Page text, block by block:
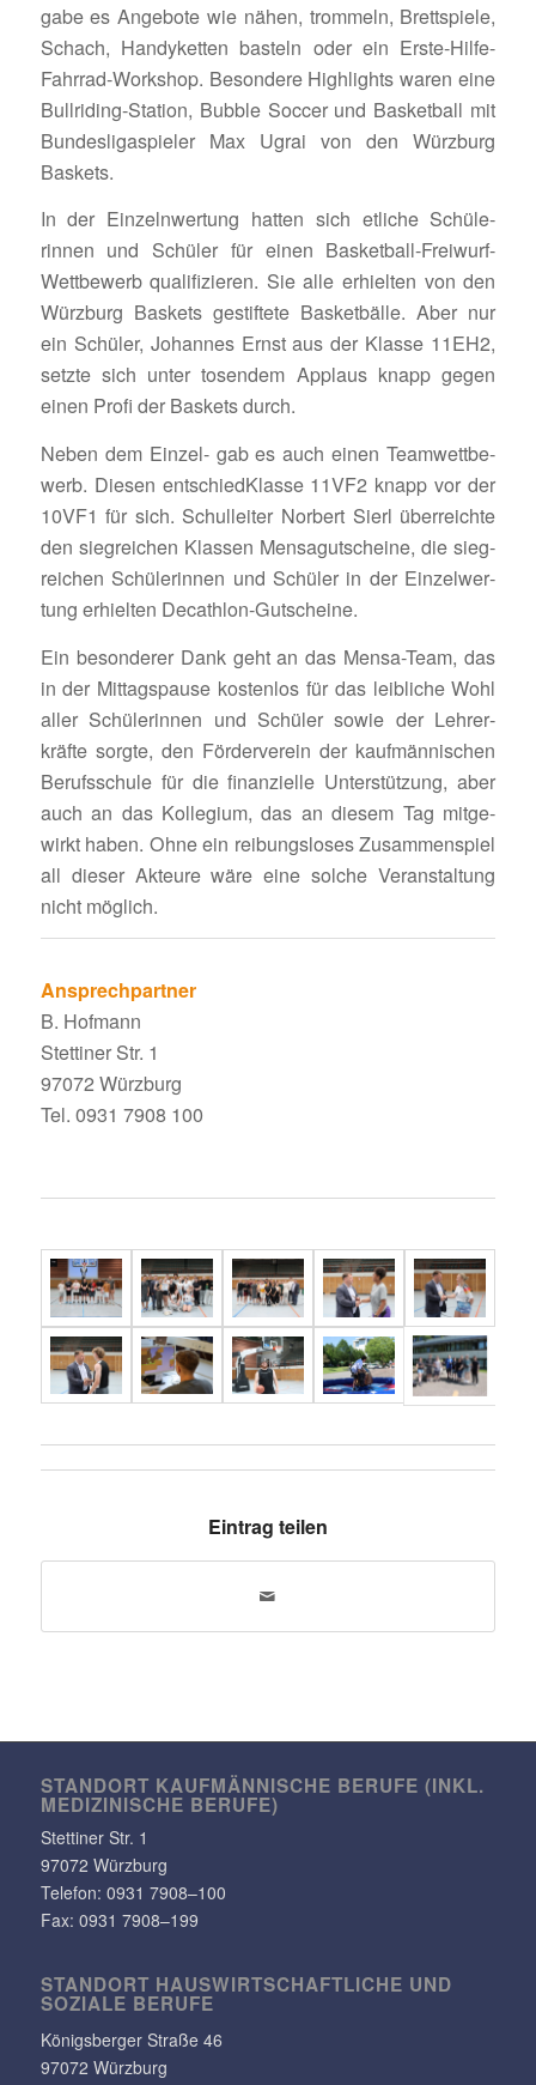
gabe es Ange­bote wie nähen, trom­meln, Brett­spiele,
Schach, Handy­ketten basteln oder ein Erste-Hilfe-
Fahrrad-Work­shop. Beson­dere High­lights waren eine
Bull­ri­ding-Station, Bubble Soccer und Basket­ball mit
Bundes­li­ga­spieler Max Ugrai von den Würz­burg
Baskets.
In der Einzeln­wer­tung hatten sich etliche Schü­le­
rinnen und Schüler für einen Basket­ball-Frei­wurf-
Wett­be­werb quali­fi­zieren. Sie alle erhielten von den
Würz­burg Baskets gestif­tete Basket­bälle. Aber nur
ein Schüler, Johannes Ernst aus der Klasse 11EH2,
setzte sich unter tosendem Applaus knapp gegen
einen Profi der Baskets durch.
Neben dem Einzel- gab es auch einen Team­wett­be­
werb. Diesen entschied­Klasse 11VF2 knapp vor der
10VF1 für sich. Schul­leiter Norbert Sierl über­reichte
den sieg­rei­chen Klassen Mensa­gut­scheine, die sieg­
rei­chen Schü­le­rinnen und Schüler in der Einzel­wer­
tung erhielten Decathlon-Gutscheine.
Ein beson­derer Dank geht an das Mensa-Team, das
in der Mittags­pause kostenlos für das leib­liche Wohl
aller Schü­le­rinnen und Schüler sowie der Lehrer­
kräfte sorgte, den Förder­verein der kauf­män­ni­schen
Berufs­schule für die finan­zi­elle Unter­stüt­zung, aber
auch an das Kolle­gium, das an diesem Tag mitge­
wirkt haben. Ohne ein reibungs­loses Zusam­men­spiel
all dieser Akteure wäre eine solche Veran­stal­tung
nicht möglich.
Ansprech­partner
B. Hofmann
Stet­tiner Str. 1
97072 Würzburg
Tel. 0931 7908 100
Eintrag teilen
STANDORT KAUF­MÄN­NI­SCHE BERUFE (INKL.
MEDI­ZI­NI­SCHE BERUFE)
Stet­tiner Str. 1
97072 Würzburg
Telefon: 0931 7908–100
Fax: 0931 7908–199
STANDORT HAUS­WIRT­SCHAFT­LICHE UND
SOZIALE BERUFE
Königs­berger Straße 46
97072 Würzburg